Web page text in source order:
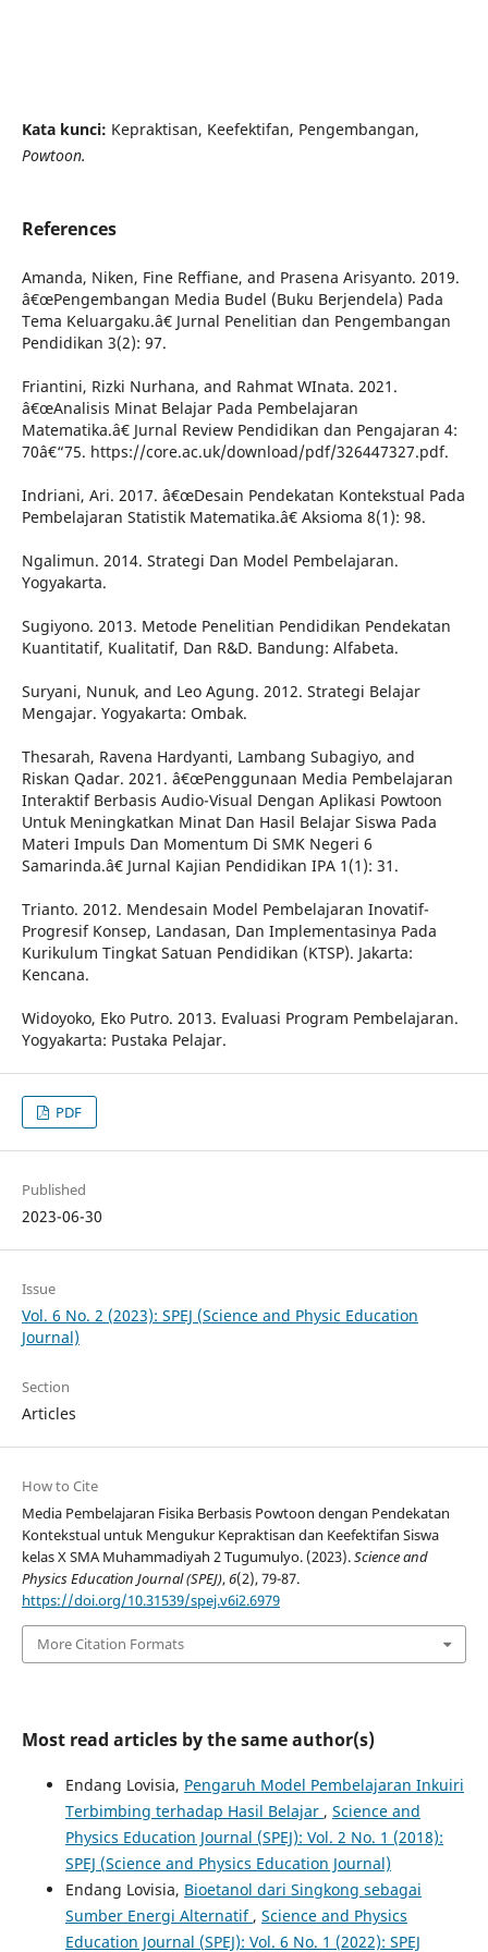
Kata kunci: Kepraktisan, Keefektifan, Pengembangan,
Powtoon.
References
Amanda, Niken, Fine Reffiane, and Prasena Arisyanto. 2019.
â€œPengembangan Media Budel (Buku Berjendela) Pada
Tema Keluargaku.â€ Jurnal Penelitian dan Pengembangan
Pendidikan 3(2): 97.
Friantini, Rizki Nurhana, and Rahmat WInata. 2021.
â€œAnalisis Minat Belajar Pada Pembelajaran
Matematika.â€ Jurnal Review Pendidikan dan Pengajaran 4:
70â€“75. https://core.ac.uk/download/pdf/326447327.pdf.
Indriani, Ari. 2017. â€œDesain Pendekatan Kontekstual Pada
Pembelajaran Statistik Matematika.â€ Aksioma 8(1): 98.
Ngalimun. 2014. Strategi Dan Model Pembelajaran.
Yogyakarta.
Sugiyono. 2013. Metode Penelitian Pendidikan Pendekatan
Kuantitatif, Kualitatif, Dan R&D. Bandung: Alfabeta.
Suryani, Nunuk, and Leo Agung. 2012. Strategi Belajar
Mengajar. Yogyakarta: Ombak.
Thesarah, Ravena Hardyanti, Lambang Subagiyo, and
Riskan Qadar. 2021. â€œPenggunaan Media Pembelajaran
Interaktif Berbasis Audio-Visual Dengan Aplikasi Powtoon
Untuk Meningkatkan Minat Dan Hasil Belajar Siswa Pada
Materi Impuls Dan Momentum Di SMK Negeri 6
Samarinda.â€ Jurnal Kajian Pendidikan IPA 1(1): 31.
Trianto. 2012. Mendesain Model Pembelajaran Inovatif-
Progresif Konsep, Landasan, Dan Implementasinya Pada
Kurikulum Tingkat Satuan Pendidikan (KTSP). Jakarta:
Kencana.
Widoyoko, Eko Putro. 2013. Evaluasi Program Pembelajaran.
Yogyakarta: Pustaka Pelajar.
PDF
Published
2023-06-30
Issue
Vol. 6 No. 2 (2023): SPEJ (Science and Physic Education
Journal)
Section
Articles
How to Cite
Media Pembelajaran Fisika Berbasis Powtoon dengan Pendekatan
Kontekstual untuk Mengukur Kepraktisan dan Keefektifan Siswa
kelas X SMA Muhammadiyah 2 Tugumulyo. (2023).Science and
Physics Education Journal (SPEJ),6(2), 79-87.
https://doi.org/10.31539/spej.v6i2.6979
More Citation Formats
Most read articles by the same author(s)
Endang Lovisia, Pengaruh Model Pembelajaran Inkuiri
Terbimbing terhadap Hasil Belajar , Science and
Physics Education Journal (SPEJ): Vol. 2 No. 1 (2018):
SPEJ (Science and Physics Education Journal)
Endang Lovisia, Bioetanol dari Singkong sebagai
Sumber Energi Alternatif , Science and Physics
Education Journal (SPEJ): Vol. 6 No. 1 (2022): SPEJ